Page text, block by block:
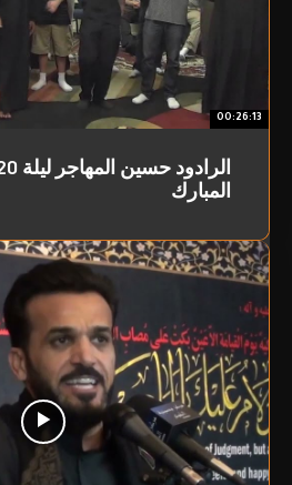
00:26:13
المبارك